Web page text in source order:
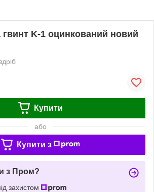
гвинт K-1 оцинкований новий
Купити
або
Купити з
з Пром?
захистом